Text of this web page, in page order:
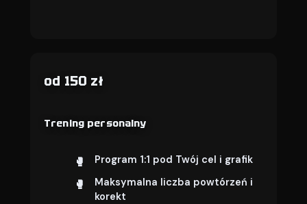
od 150 zł
Trening personalny
Program 1:1 pod Twój cel i grafik
Maksymalna liczba powtórzeń i
korekt